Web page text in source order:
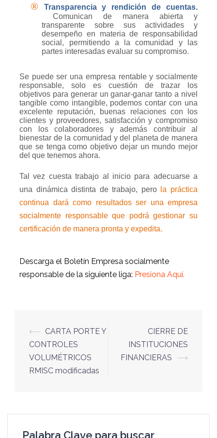
® Transparencia y rendición de cuentas.
Comunican de manera abierta y
transparente sobre sus actividades y
desempeño en materia de responsabilidad
social, permitiendo a la comunidad y las
partes interesadas evaluar su compromiso.
Se puede ser una empresa rentable y socialmente
responsable, solo es cuestión de trazar los
objetivos para generar un ganar-ganar tanto a nivel
tangible como intangible, podemos contar con una
excelente reputación, buenas relaciones con los
clientes y proveedores, satisfacción y compromiso
con los colaboradores y además contribuir al
bienestar de la comunidad y del planeta de manera
que se tenga como objetivo dejar un mundo mejor
del que tenemos ahora.
Tal vez cuesta trabajo al inicio para adecuarse a
una dinámica distinta de trabajo, pero
la práctica
continua dará como resultados ser una empresa
socialmente responsable que podrá gestionar su
certificación de manera pronta y expedita.
Descarga el Boletín Empresa socialmente
responsable de la siguiente liga: Presiona Aquí.
⟵
CARTA PORTE Y
CONTROLES
VOLUMÉTRICOS
RMISC modificadas
CIERRE DE
INSTITUCIONES
FINANCIERAS
⟶
Palabra Clave para buscar